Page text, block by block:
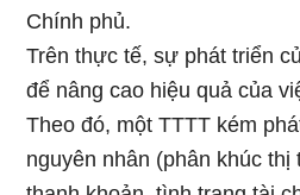
Chính phủ.
Trên thực tế, sự phát triển
để nâng cao hiệu quả của
Theo đó, một TTTT kém
nguyên nhân (phân khúc